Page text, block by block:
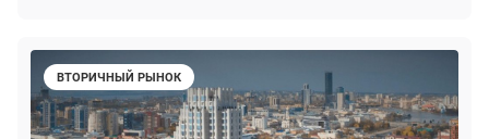
ВТОРИЧНЫЙ РЫНОК